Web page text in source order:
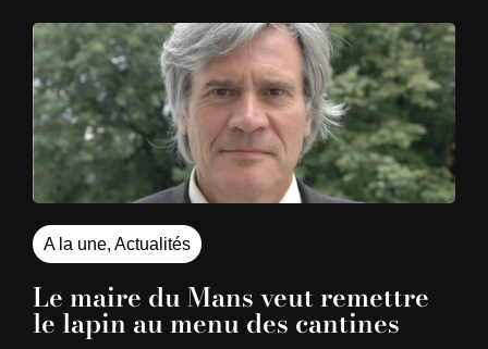
A la une, Actualités
Le maire du Mans veut remettre
le lapin au menu des cantines